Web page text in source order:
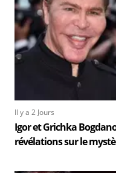
Il y a 2 Jours
Igor et Grichka
révélations sur le